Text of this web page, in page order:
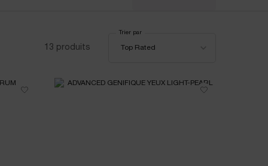
13 produits
Top Rated
Trier par